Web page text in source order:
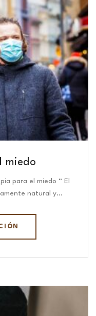
miedo
para el miedo “ El
natural y…